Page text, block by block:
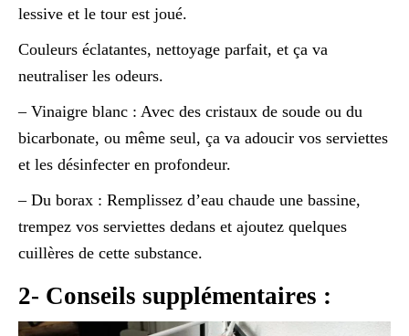
lessive et le tour est joué.
Couleurs éclatantes, nettoyage parfait, et ça va
neutraliser les odeurs.
– Vinaigre blanc : Avec des cristaux de soude ou du
bicarbonate, ou même seul, ça va adoucir vos serviettes
et les désinfecter en profondeur.
– Du borax : Remplissez d’eau chaude une bassine,
trempez vos serviettes dedans et ajoutez quelques
cuillères de cette substance.
2- Conseils supplémentaires :